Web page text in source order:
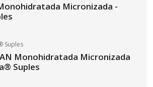
Micronizada -
Suples
Monohidratada Micronizada
Suples